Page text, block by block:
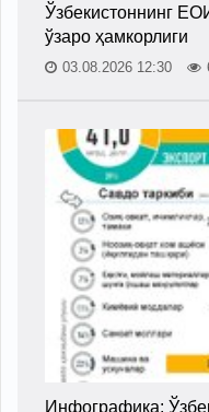
Ўзбекистоннинг
ўзаро ҳамкорлиги
03.08.2026 12:30
Инфографика: